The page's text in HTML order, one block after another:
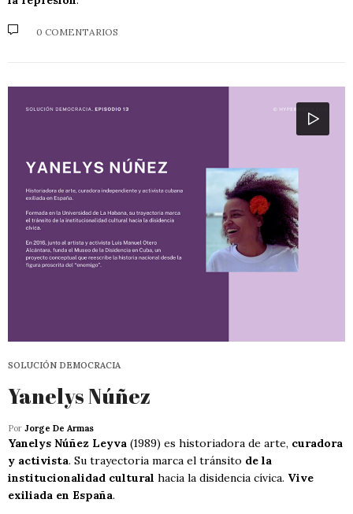
0 COMENTARIOS
SOLUCIÓN DEMOCRACIA
Yanelys Núñez
Por Jorge De Armas
Yanelys Núñez Leyva (1989) es historiadora de arte, curadora
y activista. Su trayectoria marca el tránsito de la
institucionalidad cultural hacia la disidencia cívica. Vive
exiliada en España.